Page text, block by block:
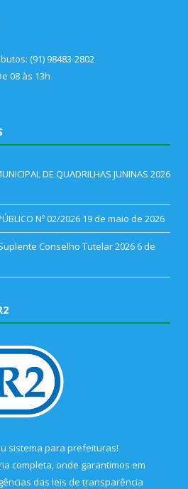
(91) 98483-2802
08 às 13h
DE QUADRILHAS JUNINAS 2026
Nº 02/2026 19 de maio de 2026
Conselho Tutelar 2026 6 de
sistema para prefeituras!
completa, onde garantimos em
das leis de transparência